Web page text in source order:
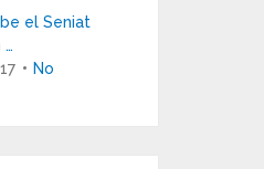
el Seniat
…
No